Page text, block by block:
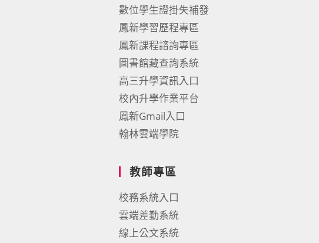
數位學生證掛失補發
鳳新學習歷程專區
鳳新課程諮詢專區
圖書館藏查詢系統
高三升學資訊入口
校內升學作業平台
鳳新Gmail入口
翰林雲端學院
教師專區
校務系統入口
雲端差勤系統
線上公文系統